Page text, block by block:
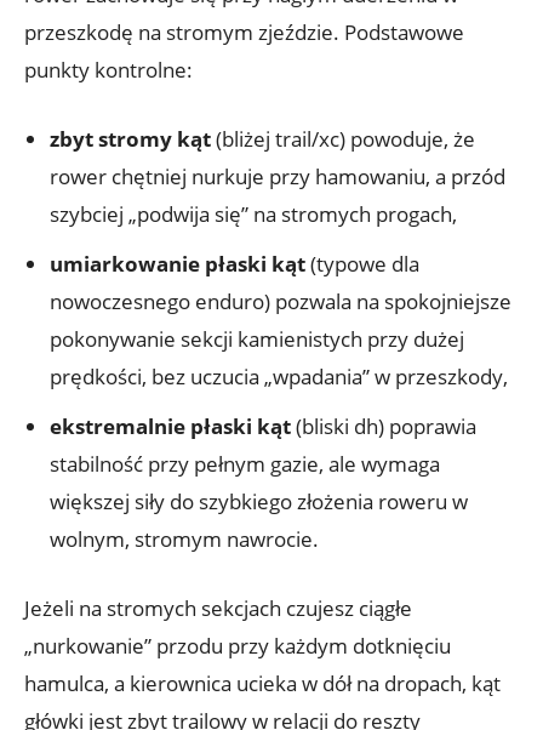
przeszkodę na stromym zjeździe. Podstawowe
punkty kontrolne:
zbyt stromy kąt(bliżej trail/xc) powoduje, że
rower chętniej nurkuje przy hamowaniu, a przód
szybciej „podwija się” na stromych progach,
umiarkowanie płaski kąt(typowe dla
nowoczesnego enduro) pozwala na spokojniejsze
pokonywanie sekcji kamienistych przy dużej
prędkości, bez uczucia „wpadania” w przeszkody,
ekstremalnie płaski kąt(bliski dh) poprawia
stabilność przy pełnym gazie, ale wymaga
większej siły do szybkiego złożenia roweru w
wolnym, stromym nawrocie.
Jeżeli na stromych sekcjach czujesz ciągłe
„nurkowanie” przodu przy każdym dotknięciu
hamulca, a kierownica ucieka w dół na dropach, kąt
główki jest zbyt trailowy w relacji do reszty